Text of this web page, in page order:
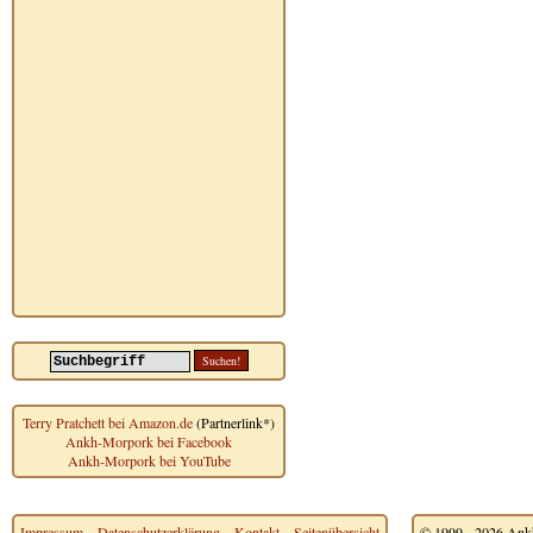
Terry Pratchett bei Amazon.de(Partnerlink*)
Ankh-Morpork bei Facebook
Ankh-Morpork bei YouTube